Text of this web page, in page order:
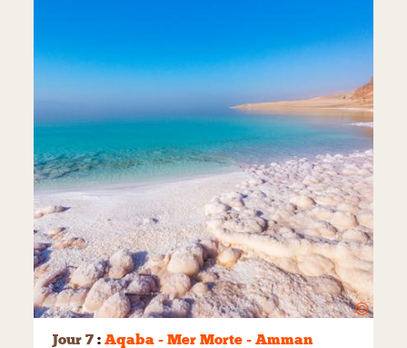
©
Jour 7 : Aqaba - Mer Morte - Amman